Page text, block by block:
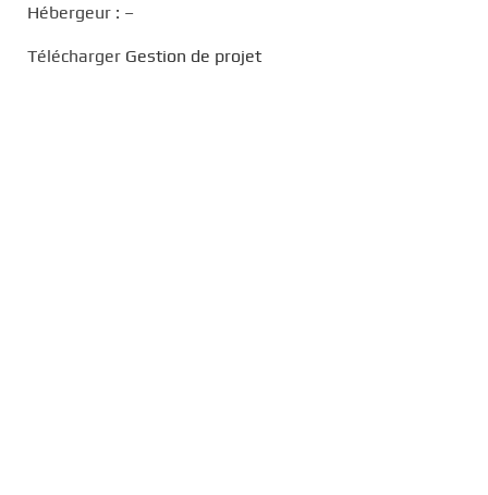
Hébergeur : –
Télécharger Gestion de projet